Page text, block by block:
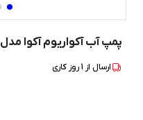
پمپ آب آکواریوم آکوا مدل HP-5500
ارسال از 1روز کاری